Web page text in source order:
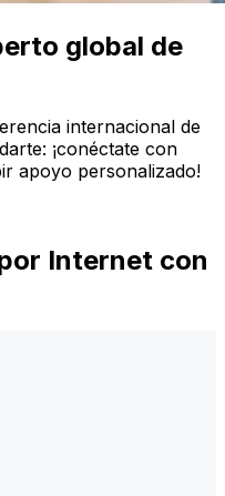
global de
internacional de
¡conéctate con
apoyo personalizado!
Internet con